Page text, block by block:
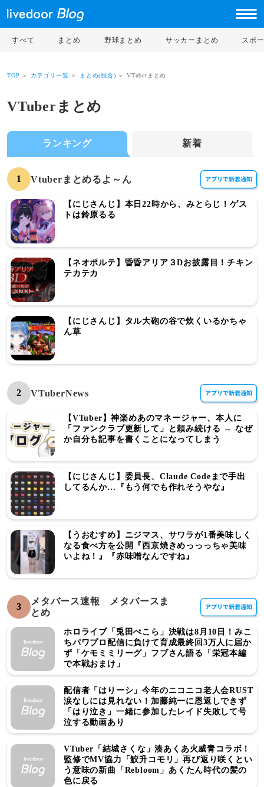
すべて まとめ 野球まとめ サッカーまとめ スポ
TOP ＞ カテゴリ一覧 ＞ まとめ(総合) ＞ VTuberまとめ
VTuberまとめ
ランキング 新着
1 Vtuberまとめるよ～ん
【にじさんじ】本日22時から、みとらじ！ゲス
トは鈴原るる
【ネオポルテ】昏昏アリア３Dお披露目！チキン
テカテカ
【にじさんじ】タル大砲の谷で炊くいるかちゃ
ん草
2 VTuberNews
【VTuber】神楽めあのマネージャー、本人に
「ファンクラブ更新して」と頼み続ける → なぜ
か自分も記事を書くことになってしまう
【にじさんじ】委員長、Claude Codeまで手出
してるんか…『もう何でも作れそうやな』
【うおむすめ】ニジマス、サワラが1番美味しく
なる食べ方を公開『西京焼きめっっっちゃ美味
いよね！』『赤味噌なんですね』
3
メタバース速報 メタバースま
とめ
ホロライブ「兎田ぺこら」決戦は8月10日！みこ
ちパワプロ配信に負けて育成最終回3万人に届か
ず「ケモミミリーグ」フブさん語る「栄冠本編
で本戦おまけ」
配信者「はりーシ」今年のニコニコ老人会RUST
涙なしには見れない！加藤純一に恩返しできず
「はり泣き」一緒に参加したレイド失敗して号
泣する動画あり
VTuber「結城さくな」湊あくあ火威青コラボ！
監修でMV協力「鮫升コモリ」再び返り咲くとい
う意味の新曲「Rebloom」あくたん時代の髪の
色に戻る